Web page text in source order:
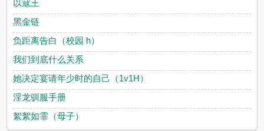
以寇王
黑金链
负距离告白（校园 h）
我们到底什么关系
她决定宴请年少时的自己（1v1H）
淫龙驯服手册
絮絮如霏（母子）